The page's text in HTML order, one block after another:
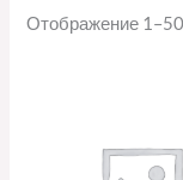
Отображение